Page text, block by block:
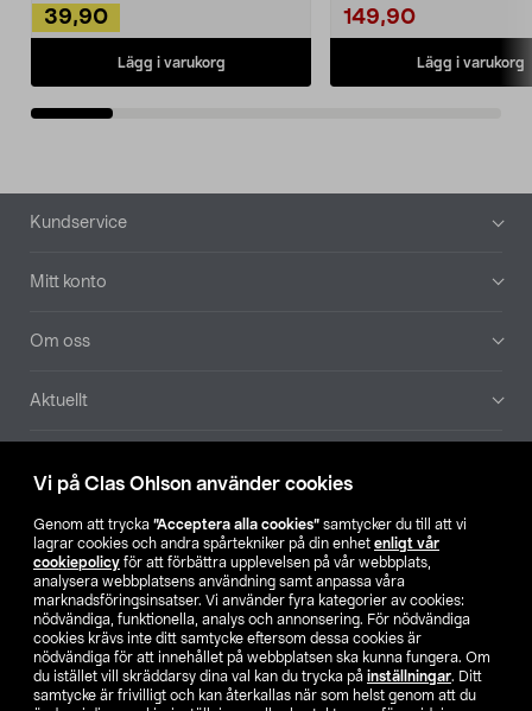
Vi på Clas Ohlson använder cookies
Genom att trycka ”Acceptera alla cookies” samtycker du till att vi
lagrar cookies och andra spårtekniker på din enhet enligt vår
cookiepolicy för att förbättra upplevelsen på vår webbplats,
analysera webbplatsens användning samt anpassa våra
marknadsföringsinsatser. Vi använder fyra kategorier av cookies:
nödvändiga, funktionella, analys och annonsering. För nödvändiga
cookies krävs inte ditt samtycke eftersom dessa cookies är
nödvändiga för att innehållet på webbplatsen ska kunna fungera. Om
du istället vill skräddarsy dina val kan du trycka på inställningar. Ditt
samtycke är frivilligt och kan återkallas när som helst genom att du
39,90
Lägg i varukorg
149,90
Lägg i varukorg
Sidfot
Kundservice
Mitt konto
Om oss
Aktuellt
Hitta butik
SE NO FI